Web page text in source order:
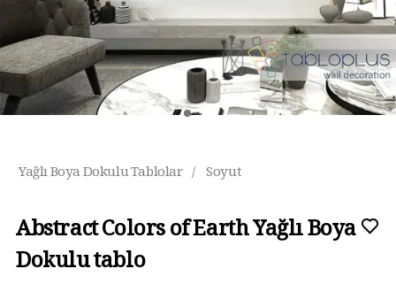
Yağlı Boya Dokulu Tablolar / Soyut
Abstract Colors of Earth Yağlı Boya
Dokulu tablo